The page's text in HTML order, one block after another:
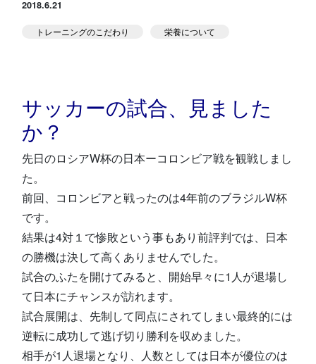
NEWS
体験予約する TELする
2018.6.21
トレーニングのこだわり 栄養について
サッカーの試合、見ました
か？
先日のロシアW杯の日本ーコロンビア戦を観戦しまし
た。
前回、コロンビアと戦ったのは4年前のブラジルW杯
です。
結果は4対１で惨敗という事もあり前評判では、日本
の勝機は決して高くありませんでした。
試合のふたを開けてみると、開始早々に1人が退場し
て日本にチャンスが訪れます。
試合展開は、先制して同点にされてしまい最終的には
逆転に成功して逃げ切り勝利を収めました。
相手が1人退場となり、人数としては日本が優位のは